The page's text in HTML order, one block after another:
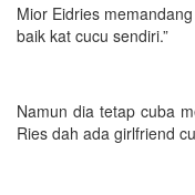
Mior Eidries
baik kat cucu sendiri.”
Namun dia tetap cuba
Ries dah ada girlfriend